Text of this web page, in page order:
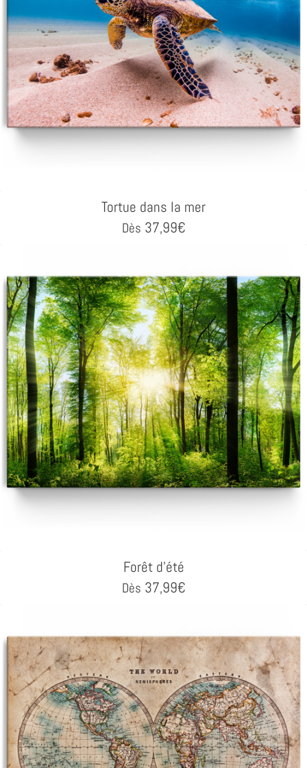
Tortue dans la mer
Dès 37,99€
Forêt d'été
Dès 37,99€